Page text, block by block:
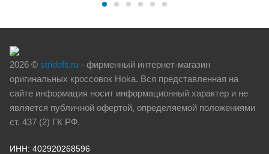
2026 © stridefit.ru - фирменный интернет-магазин
оригинальных кроссовок Hoka. Вся представленная на
сайте информация носит информационный характер и не
является публичной офертой, определяемой положениями
ст. 437 (2) ГК РФ.
ИНН: 402920268596